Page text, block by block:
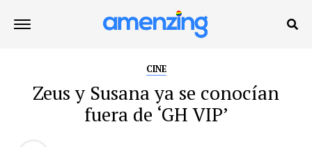
CINE
Zeus y Susana ya se conocían
fuera de ‘GH VIP’